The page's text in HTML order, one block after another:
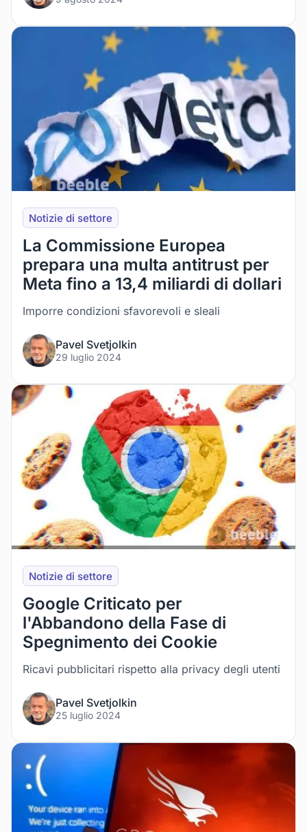
Notizie di settore
La Commissione Europea
prepara una multa antitrust per
Meta fino a 13,4 miliardi di dollari
Imporre condizioni sfavorevoli e sleali
Pavel Svetjolkin
29 luglio 2024
Notizie di settore
Google Criticato per
l'Abbandono della Fase di
Spegnimento dei Cookie
Ricavi pubblicitari rispetto alla privacy degli utenti
Pavel Svetjolkin
25 luglio 2024